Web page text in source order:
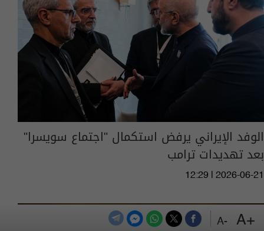
+A
-A
الوفد الإيراني يرفض استكمال "اجتماع سويسرا"
بعد تهديدات ترامب
12:29 | 2026-06-21